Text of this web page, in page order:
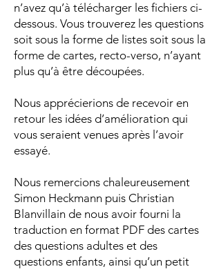
n’avez qu’à télécharger les fichiers ci-
dessous. Vous trouverez les questions
soit sous la forme de listes soit sous la
forme de cartes, recto-verso, n’ayant
plus qu’à être découpées.
Nous apprécierions de recevoir en
retour les idées d’amélioration qui
vous seraient venues après l’avoir
essayé.
Nous remercions chaleureusement
Simon Heckmann puis Christian
Blanvillain de nous avoir fourni la
traduction en format PDF des cartes
des questions adultes et des
questions enfants, ainsi qu’un petit